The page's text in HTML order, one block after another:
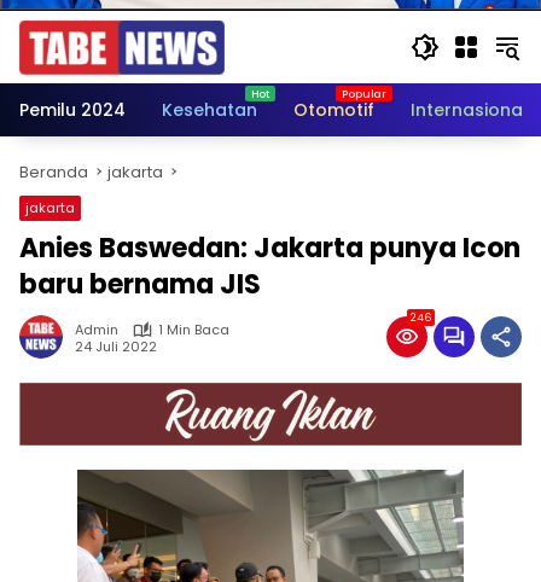
Pemilu 2024 Kesehatan Otomotif Internasional
Beranda jakarta
jakarta
Anies Baswedan: Jakarta punya Icon
baru bernama JIS
Admin
1 Min Baca
24 Juli 2022
246